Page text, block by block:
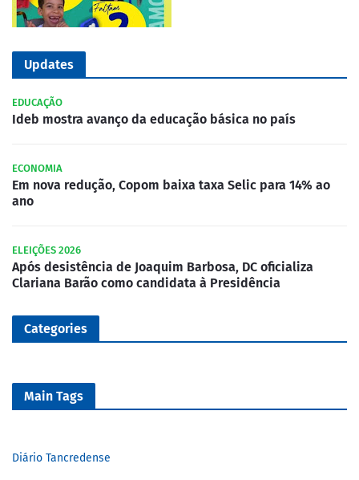
Updates
EDUCAÇÃO
Ideb mostra avanço da educação básica no país
ECONOMIA
Em nova redução, Copom baixa taxa Selic para 14% ao
ano
ELEIÇÕES 2026
Após desistência de Joaquim Barbosa, DC oficializa
Clariana Barão como candidata à Presidência
Categories
Main Tags
Diário Tancredense